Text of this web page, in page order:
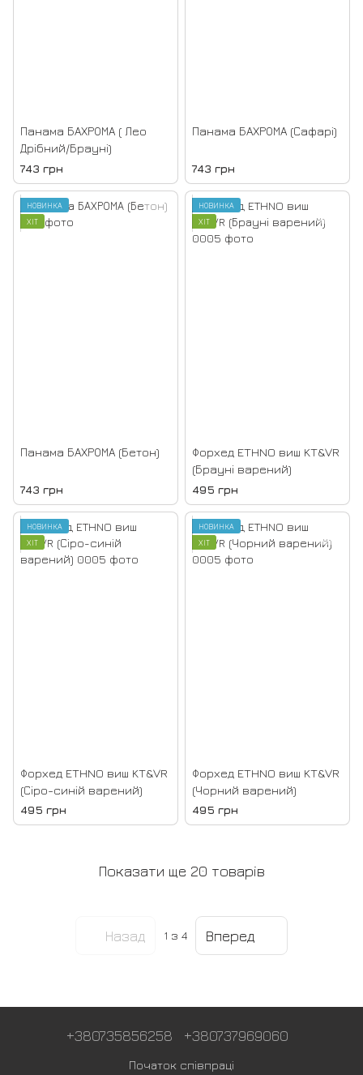
Панама БАХРОМА ( Лео
Дрібний/Брауні)
743 грн
Панама БАХРОМА (Сафарі)
743 грн
НОВИНКА
ХІТ
Панама БАХРОМА (Бетон)
743 грн
НОВИНКА
ХІТ
Форхед ETHNO виш KT&VR
(Брауні варений)
495 грн
НОВИНКА
ХІТ
Форхед ETHNO виш KT&VR
(Сіро-синій варений)
495 грн
НОВИНКА
ХІТ
Форхед ETHNO виш KT&VR
(Чорний варений)
495 грн
Показати ще 20 товарів
Назад 1 з 4 Вперед
+380735856258 +380737969060
Початок співпраці